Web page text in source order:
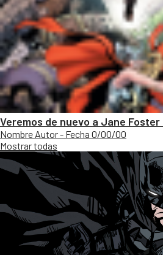
Veremos de nuevo a Jane Foster
Nombre Autor - Fecha 0/00/00
Mostrar todas